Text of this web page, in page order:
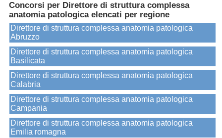
Concorsi per Direttore di struttura complessa
anatomia patologica elencati per regione
Direttore di struttura complessa anatomia patologica
Abruzzo
Direttore di struttura complessa anatomia patologica
Basilicata
Direttore di struttura complessa anatomia patologica
Calabria
Direttore di struttura complessa anatomia patologica
Campania
Direttore di struttura complessa anatomia patologica
Emilia romagna